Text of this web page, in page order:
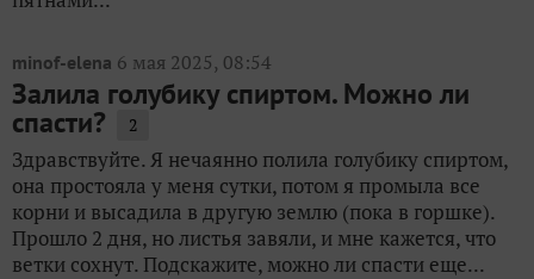
minof-elena 6 мая 2025, 08:54
Залила голубику спиртом. Можно ли
спасти? 2
Здравствуйте. Я нечаянно полила голубику спиртом,
она простояла у меня сутки, потом я промыла все
корни и высадила в другую землю (пока в горшке).
Прошло 2 дня, но листья завяли, и мне кажется, что
ветки сохнут. Подскажите, можно ли спасти еще...